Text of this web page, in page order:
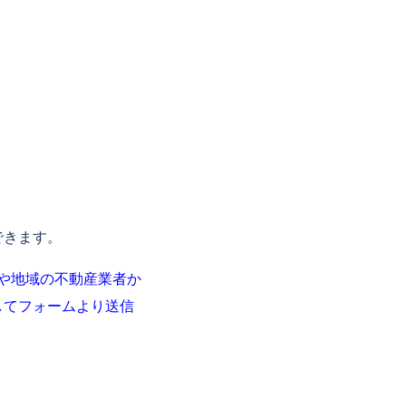
ます。
地域の不動産業者か
フォームより送信